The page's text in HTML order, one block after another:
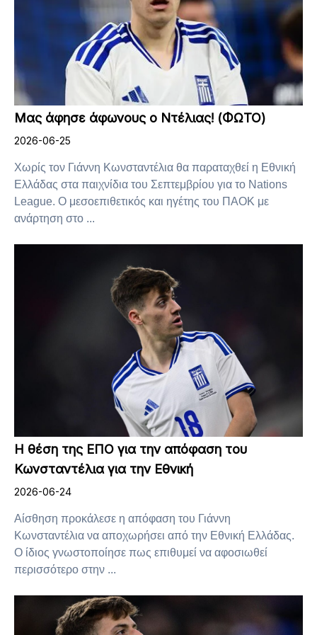
Μας άφησε άφωνους ο Ντέλιας! (ΦΩΤΟ)
2026-06-25
Χωρίς τον Γιάννη Κωνσταντέλια θα παραταχθεί η Εθνική
Ελλάδας στα παιχνίδια του Σεπτεμβρίου για το Nations
League. Ο μεσοεπιθετικός και ηγέτης του ΠΑΟΚ με
ανάρτηση στο ...
Η θέση της ΕΠΟ για την απόφαση του
Κωνσταντέλια για την Εθνική
2026-06-24
Αίσθηση προκάλεσε η απόφαση του Γιάννη
Κωνσταντέλια να αποχωρήσει από την Εθνική Ελλάδας.
Ο ίδιος γνωστοποίησε πως επιθυμεί να αφοσιωθεί
περισσότερο στην ...